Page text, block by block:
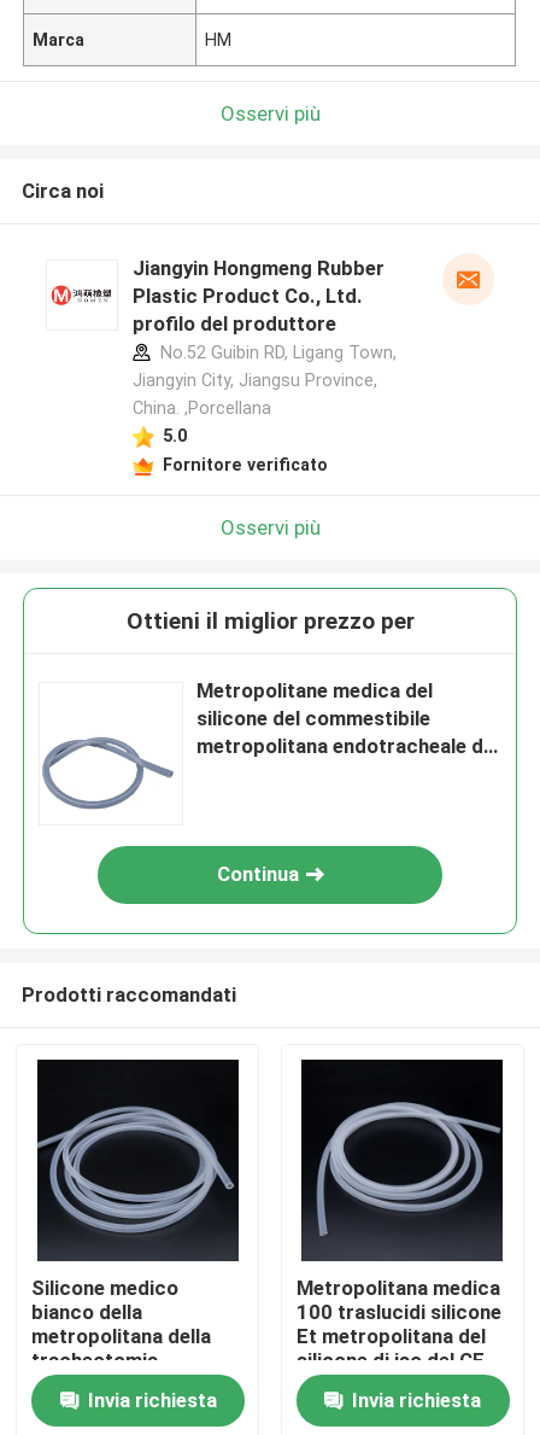
Casa
Prodotti
Chi siamo
Marca HM
Osservi più
Circa noi
Jiangyin Hongmeng Rubber
Plastic Product Co., Ltd.
profilo del produttore
No.52 Guibin RD, Ligang Town,
Jiangyin City, Jiangsu Province,
China. ,Porcellana
5.0
Fornitore verificato
Osservi più
Ottieni il miglior prezzo per
Metropolitane medica del
silicone del commestibile
metropolitana endotracheale del
Continua
Prodotti raccomandati
Silicone medico
bianco della
metropolitana della
tracheotomia
dell'OEM della
metropolitana del
Invia richiesta
Metropolitana medica
100 traslucidi silicone
Et metropolitana del
silicone di iso del CE
Invia richiesta